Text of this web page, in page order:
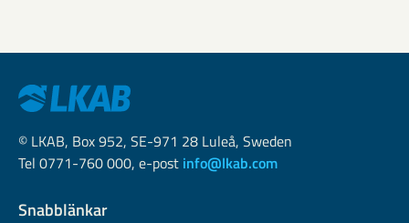
© LKAB, Box 952, SE-971 28 Luleå, Sweden
Tel 0771-760 000, e-post info@lkab.com
Snabblänkar